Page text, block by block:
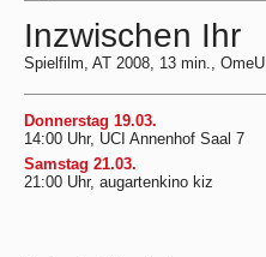
Inzwischen Ihr
Spielfilm, AT 2008, 13 min., OmeU
Donnerstag 19.03.
14:00 Uhr, UCI Annenhof Saal 7
Samstag 21.03.
21:00 Uhr, augartenkino kiz